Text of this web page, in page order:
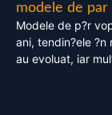
modele de
Modele de p?r
ani, tendin?ele ?n
au evoluat, iar